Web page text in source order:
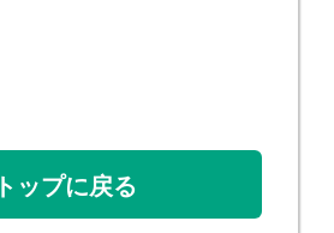
トップに戻る